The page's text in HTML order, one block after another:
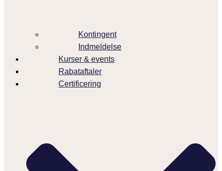
Kontingent
Indmeldelse
Kurser & events
Rabataftaler
Certificering